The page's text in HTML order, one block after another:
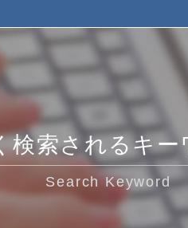
検索されるキー
Search Keyword